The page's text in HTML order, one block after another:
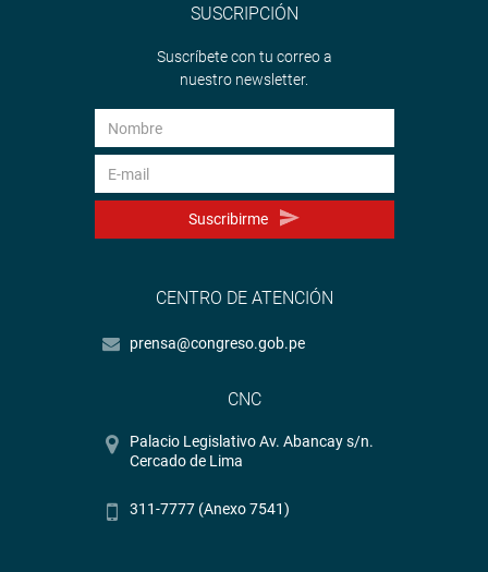
SUSCRIPCIÓN
Suscríbete con tu correo a
nuestro newsletter.
Suscribirme
CENTRO DE ATENCIÓN
prensa@congreso.gob.pe
CNC
Palacio Legislativo Av. Abancay s/n.
Cercado de Lima
311-7777 (Anexo 7541)